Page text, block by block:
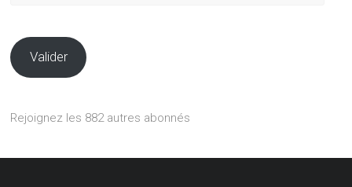
Valider
Rejoignez les 882 autres abonnés